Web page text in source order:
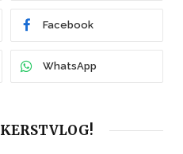
Facebook
WhatsApp